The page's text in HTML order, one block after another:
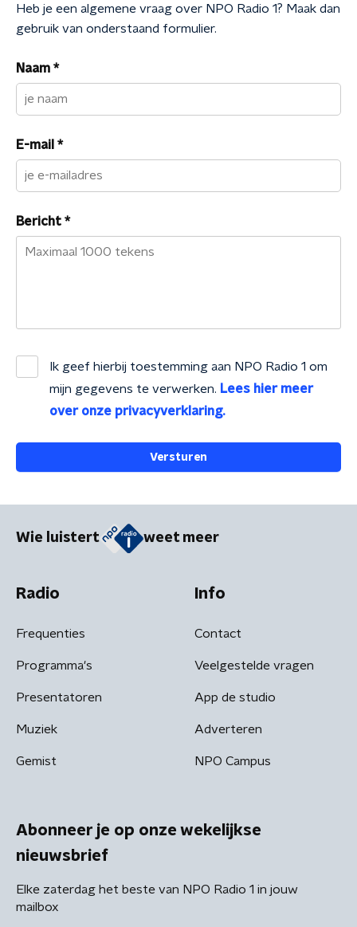
Heb je een algemene vraag over NPO Radio 1? Maak dan
gebruik van onderstaand formulier.
Naam *
E-mail *
Bericht *
Ik geef hierbij toestemming aan NPO Radio 1 om
mijn gegevens te verwerken. Lees hier meer
over onze privacyverklaring.
Versturen
Wie luistert weet meer
Radio
Frequenties
Programma's
Presentatoren
Muziek
Gemist
Info
Contact
Veelgestelde vragen
App de studio
Adverteren
NPO Campus
Abonneer je op onze wekelijkse
nieuwsbrief
Elke zaterdag het beste van NPO Radio 1 in jouw
mailbox